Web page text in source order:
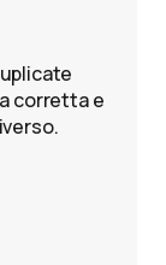
corretta e